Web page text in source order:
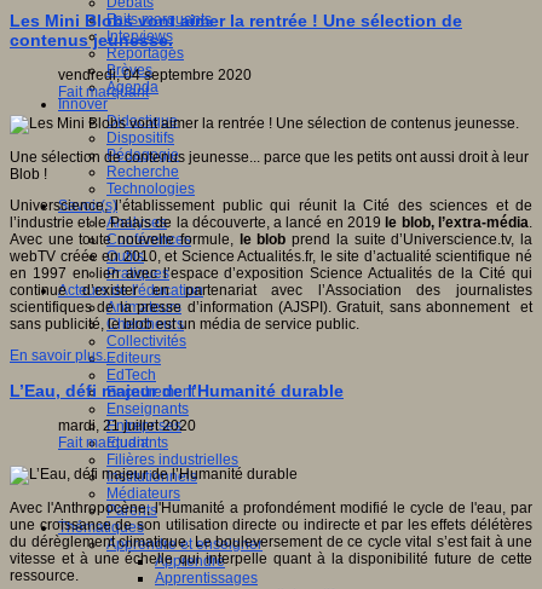
Faits marquants
Interviews
Reportages
Brèves
Agenda
Innover
Didactique
Dispositifs
Pédagogie
Recherche
Technologies
Savoir(s)
Analyses
Conférences
Outils
Pratiques
Acteurs de l'éducation
Animateurs
Chercheurs
Collectivités
Editeurs
EdTech
Encadrement
Enseignants
Entreprises
Etudiants
Filières industrielles
Institutionnels
Médiateurs
Parents
Thématiques
Apprendre et enseigner
Apprendre
Apprentissages
Les Mini Blobs vont aimer la rentrée ! Une sélection de
contenus jeunesse.
vendredi, 04 septembre 2020
Fait marquant
Une sélection de contenus jeunesse... parce que les petits ont aussi droit à leur
Blob !
Universcience, l’établissement public qui réunit la Cité des sciences et de
l’industrie et le Palais de la découverte, a lancé en 2019 le blob, l’extra-média.
Avec une toute nouvelle formule, le blob prend la suite d’Universcience.tv, la
webTV créée en 2010, et Science Actualités.fr, le site d’actualité scientifique né
en 1997 en lien avec l’espace d’exposition Science Actualités de la Cité qui
continue d’exister en partenariat avec l’Association des journalistes
scientifiques de la presse d’information (AJSPI). Gratuit, sans abonnement et
sans publicité, le blob est un média de service public.
En savoir plus...
L’Eau, défi majeur de l’Humanité durable
mardi, 21 juillet 2020
Fait marquant
Avec l'Anthropocène, l'Humanité a profondément modifié le cycle de l'eau, par
une croissance de son utilisation directe ou indirecte et par les effets délétères
du dérèglement climatique. Le bouleversement de ce cycle vital s’est fait à une
vitesse et à une échelle qui interpelle quant à la disponibilité future de cette
ressource.